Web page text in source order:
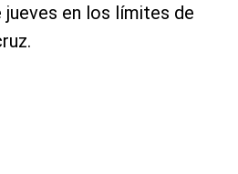
jueves en los límites de